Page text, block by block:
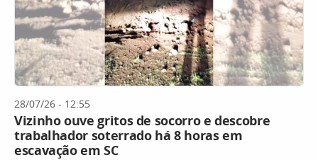
28/07/26 - 12:55
Vizinho ouve gritos de socorro e descobre
trabalhador soterrado há 8 horas em
escavação em SC